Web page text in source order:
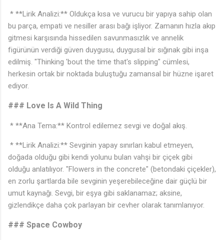
* **Lirik Analizi:** Oldukça kısa ve vurucu bir yapıya sahip olan
bu parça, empati ve nesiller arası bağı işliyor. Zamanın hızla akıp
gitmesi karşısında hissedilen savunmasızlık ve annelik
figürünün verdiği güven duygusu, duygusal bir sığınak gibi inşa
edilmiş. "Thinking 'bout the time that's slipping" cümlesi,
herkesin ortak bir noktada buluştuğu zamansal bir hüzne işaret
ediyor.
### Love Is A Wild Thing
* **Ana Tema:** Kontrol edilemez sevgi ve doğal akış.
* **Lirik Analizi:** Sevginin yapay sınırları kabul etmeyen,
doğada olduğu gibi kendi yolunu bulan vahşi bir çiçek gibi
olduğu anlatılıyor. "Flowers in the concrete" (betondaki çiçekler),
en zorlu şartlarda bile sevginin yeşerebileceğine dair güçlü bir
umut kaynağı. Sevgi, bir eşya gibi saklanamaz; aksine,
gizlendikçe daha çok parlayan bir cevher olarak tanımlanıyor.
### Space Cowboy